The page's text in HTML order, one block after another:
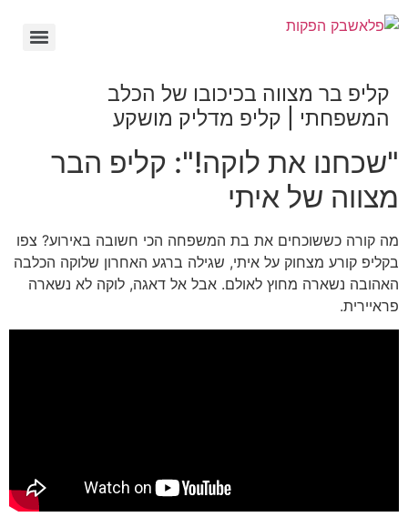
קליפ בר מצווה בכיכובו של הכלב
המשפחתי | קליפ מדליק מושקע
"שכחנו את לוקה!": קליפ הבר
מצווה של איתי
מה קורה כששוכחים את בת המשפחה הכי חשובה באירוע? צפו
בקליפ קורע מצחוק על איתי, שגילה ברגע האחרון שלוקה הכלבה
האהובה נשארה מחוץ לאולם. אבל אל דאגה, לוקה לא נשארה
פראיירית.